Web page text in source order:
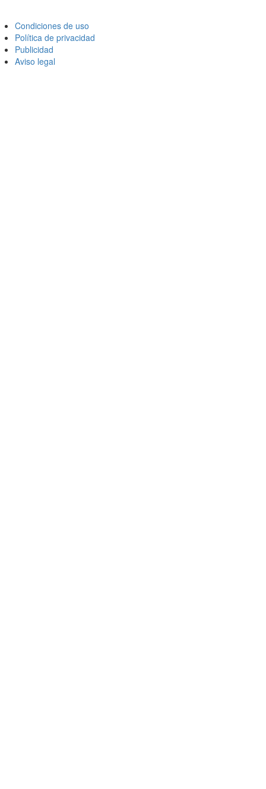
Condiciones de uso
Política de privacidad
Publicidad
Aviso legal